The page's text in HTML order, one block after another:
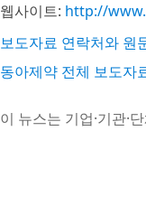
웹사이트: http://
보도자료 연락처와 원
동아제약 전체 보도자
이 뉴스는 기업·기관·